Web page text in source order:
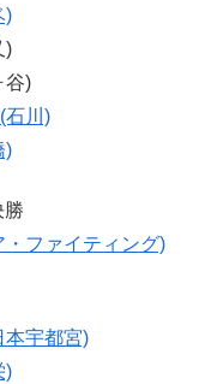
)
)
)
石川)
)
勝
・ファイティング)
本宇都宮)
)